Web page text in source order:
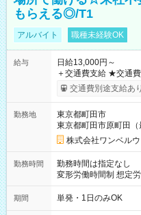
もらえる◎/T1
アルバイト 職種未経験OK
給与
日給13,000円～
＋交通費支給 ★交通費全額支給！ ┗案件により規定あり ★日払
いOK！（規定あり）
ンビニATMから 日払い分を
交通費別途支給あり
勤務地
東京都町田市
東京都町田市原町田（
株式会社ワンベル
勤務時間
勤務時間は指定なし
変形労働時間制 想定労働時間160
～21：00
期間 単発・1日のみOK